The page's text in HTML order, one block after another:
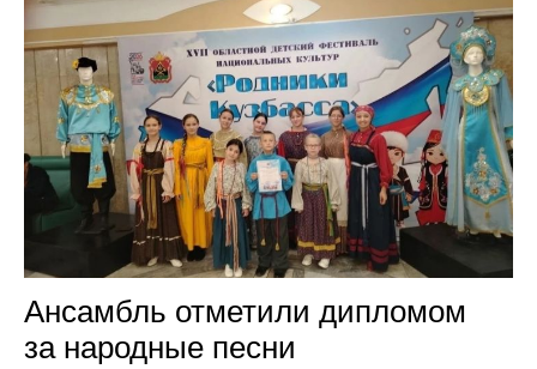
Ансамбль отметили дипломом
за народные песни